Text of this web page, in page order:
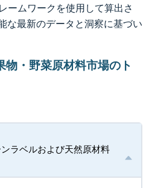
ームワークを使用して算出さ
な最新のデータと洞察に基づい
物・野菜原材料市場のト
ラベルおよび天然原材料